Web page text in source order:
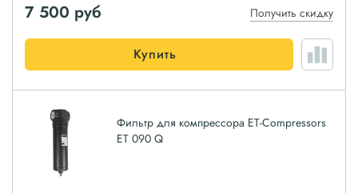
7 500 руб Получить скидку
Купить
Фильтр для компрессора ET-Compressors
ET 090 Q